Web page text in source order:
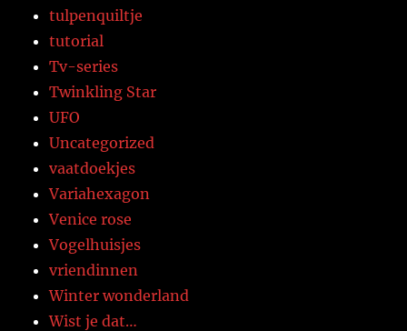
tulpenquiltje
tutorial
Tv-series
Twinkling Star
UFO
Uncategorized
vaatdoekjes
Variahexagon
Venice rose
Vogelhuisjes
vriendinnen
Winter wonderland
Wist je dat…